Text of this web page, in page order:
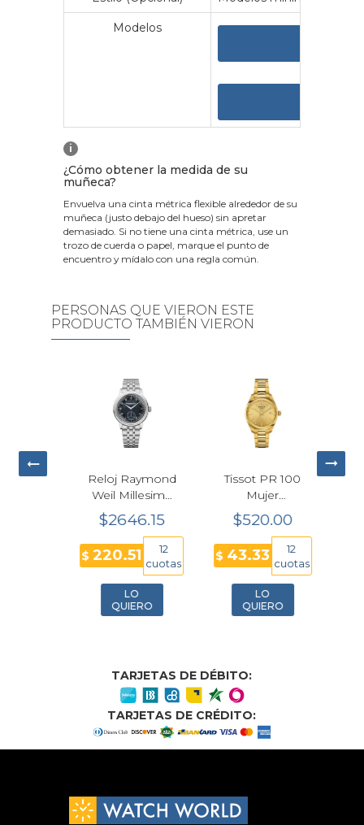
Modelos
i
¿Cómo obtener la medida de su
muñeca?
Envuelva una cinta métrica flexible alrededor de su
muñeca (justo debajo del hueso) sin apretar
demasiado. Si no tiene una cinta métrica, use un
trozo de cuerda o papel, marque el punto de
encuentro y mídalo con una regla común.
PERSONAS QUE VIERON ESTE
PRODUCTO TAMBIÉN VIERON
Reloj Raymond
Weil Millesime
Small Seconds
Azul 39mm
Automático
$2646.15
220.51 cuotas
QUIERO
Tissot PR 100
Mujer
T150.210.33.021.00
Dorado 34 mm
$520.00
43.33 cuotas
QUIERO
TARJETAS DE DÉBITO:
TARJETAS DE CRÉDITO: